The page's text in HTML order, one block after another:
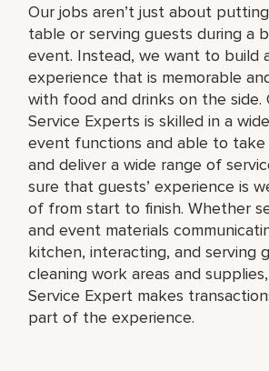
Our jobs aren’t just about
table or serving guests during a
event. Instead, we want to build
experience that is memorable
with food and drinks on the side.
Service Experts is skilled in a
event functions and able to
and deliver a wide range of
sure that guests’ experience is
of from start to finish. Whether
and event materials
kitchen, interacting, and serving
cleaning work areas and
Service Expert makes
part of the experience.